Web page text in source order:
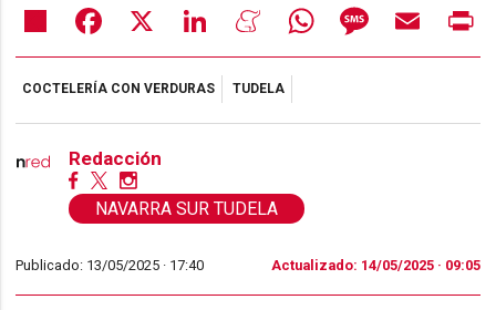
Share Facebook LinkedIn MeneameWhatsAppMessageEmail
COCTELERÍA CON VERDURAS TUDELA
Redacción
NAVARRA SUR TUDELA
Publicado: 13/05/2025 · 17:40 Actualizado: 14/05/2025 · 09:05